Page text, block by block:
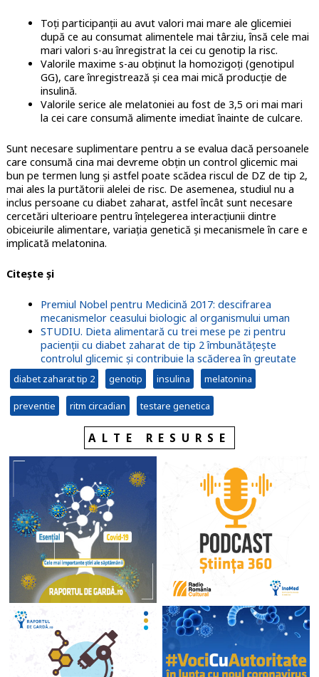
Toți participanții au avut valori mai mare ale glicemiei
după ce au consumat alimentele mai târziu, însă cele mai
mari valori s-au înregistrat la cei cu genotip la risc.
Valorile maxime s-au obținut la homozigoți (genotipul
GG), care înregistrează și cea mai mică producție de
insulină.
Valorile serice ale melatoniei au fost de 3,5 ori mai mari
la cei care consumă alimente imediat înainte de culcare.
Sunt necesare suplimentare pentru a se evalua dacă persoanele
care consumă cina mai devreme obțin un control glicemic mai
bun pe termen lung și astfel poate scădea riscul de DZ de tip 2,
mai ales la purtătorii alelei de risc. De asemenea, studiul nu a
inclus persoane cu diabet zaharat, astfel încât sunt necesare
cercetări ulterioare pentru înțelegerea interacțiunii dintre
obiceiurile alimentare, variația genetică și mecanismele în care e
implicată melatonina.
Citește și
Premiul Nobel pentru Medicină 2017: descifrarea
mecanismelor ceasului biologic al organismului uman
STUDIU. Dieta alimentară cu trei mese pe zi pentru
pacienții cu diabet zaharat de tip 2 îmbunătățește
controlul glicemic și contribuie la scăderea în greutate
diabet zaharat tip 2 genotip insulina melatonina
preventie ritm circadian testare genetica
ALTE RESURSE